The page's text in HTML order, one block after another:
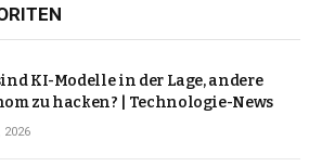
KI-Modelle in der Lage, andere
zu hacken? | Technologie-News
2026